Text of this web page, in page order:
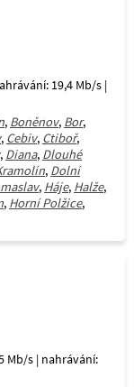
19,4 Mb/s |
, Boněnov, Bor,
, Cebiv, Ctiboř,
, Diana, Dlouhé
, Dolní
, Háje, Halže,
, Horní Polžice,
Mb/s | nahrávání: